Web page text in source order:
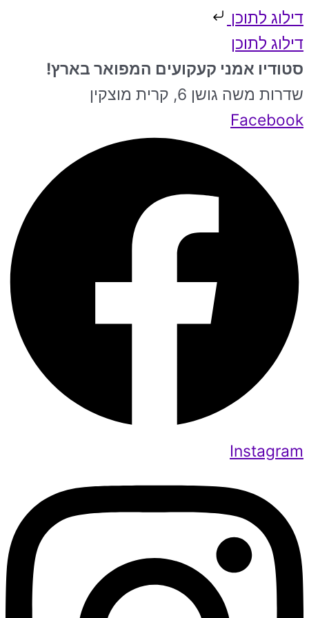
דילוג לתוכן
דילוג לתוכן
סטודיו אמני קעקועים המפואר בארץ!
שדרות משה גושן 6, קרית מוצקין
Facebook
Instagram